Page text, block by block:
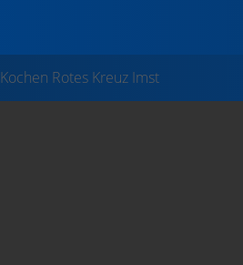
Kochen Rotes Kreuz Imst